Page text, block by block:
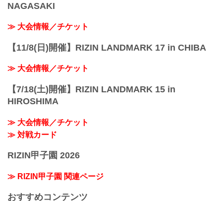
NAGASAKI
≫ 大会情報／チケット
【11/8(日)開催】RIZIN LANDMARK 17 in CHIBA
≫ 大会情報／チケット
【7/18(土)開催】RIZIN LANDMARK 15 in
HIROSHIMA
≫ 大会情報／チケット
≫ 対戦カード
RIZIN甲子園 2026
≫ RIZIN甲子園 関連ページ
おすすめコンテンツ